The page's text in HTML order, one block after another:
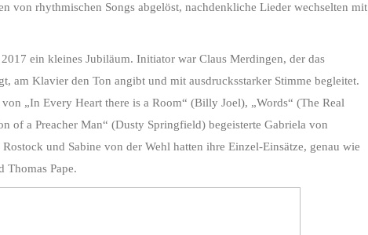
von rhythmischen Songs abgelöst, nachdenkliche Lieder wechselten mit
ein kleines Jubiläum. Initiator war Claus Merdingen, der das
am Klavier den Ton angibt und mit ausdrucksstarker Stimme begleitet.
„In Every Heart there is a Room“ (Billy Joel), „Words“ (The Real
of a Preacher Man“ (Dusty Springfield) begeisterte Gabriela von
und Sabine von der Wehl hatten ihre Einzel-Einsätze, genau wie
Thomas Pape.